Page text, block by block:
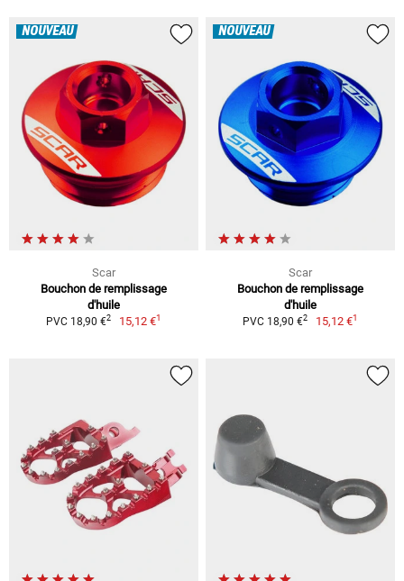
NOUVEAU
Scar
Bouchon de remplissage
d'huile
PVC 18,90 €2 15,12 €1
NOUVEAU
Scar
Bouchon de remplissage
d'huile
PVC 18,90 €2 15,12 €1